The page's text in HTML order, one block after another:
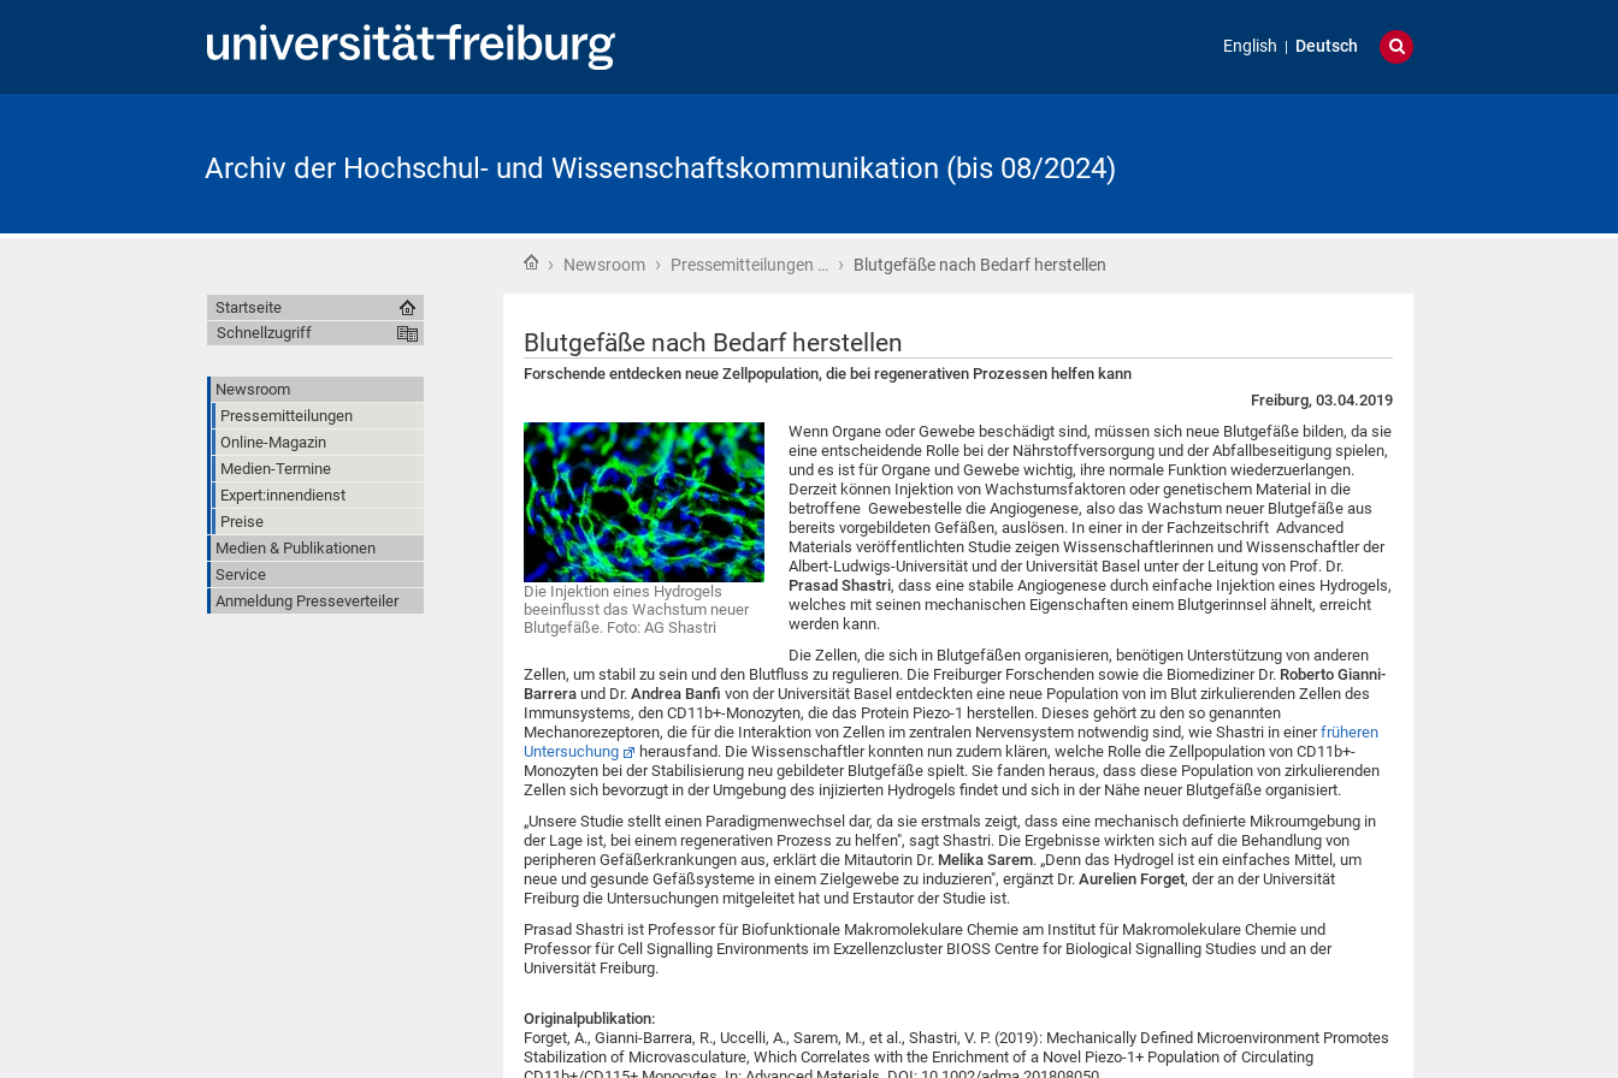
English Deutsch
Archiv der Hochschul- und Wissenschaftskommunikation (bis 08/2024)
Startseite
› Newsroom › Pressemitteilungen … › Blutgefäße nach Bedarf herstellen
Blutgefäße nach Bedarf herstellen
Forschende entdecken neue Zellpopulation, die bei regenerativen Prozessen helfen kann
Freiburg, 03.04.2019
Die Injektion eines Hydrogels
beeinflusst das Wachstum neuer
Blutgefäße. Foto: AG Shastri
Wenn Organe oder Gewebe beschädigt sind, müssen sich neue Blutgefäße bilden, da sie
eine entscheidende Rolle bei der Nährstoffversorgung und der Abfallbeseitigung spielen,
und es ist für Organe und Gewebe wichtig, ihre normale Funktion wiederzuerlangen.
Derzeit können Injektion von Wachstumsfaktoren oder genetischem Material in die
betroffene Gewebestelle die Angiogenese, also das Wachstum neuer Blutgefäße aus
bereits vorgebildeten Gefäßen, auslösen. In einer in der Fachzeitschrift Advanced
Materials veröffentlichten Studie zeigen Wissenschaftlerinnen und Wissenschaftler der
Albert-Ludwigs-Universität und der Universität Basel unter der Leitung von Prof. Dr.
Prasad Shastri, dass eine stabile Angiogenese durch einfache Injektion eines Hydrogels,
welches mit seinen mechanischen Eigenschaften einem Blutgerinnsel ähnelt, erreicht
werden kann.
Die Zellen, die sich in Blutgefäßen organisieren, benötigen Unterstützung von anderen
Zellen, um stabil zu sein und den Blutfluss zu regulieren. Die Freiburger Forschenden sowie die Biomediziner Dr. Roberto Gianni-
Barrera und Dr. Andrea Banfi von der Universität Basel entdeckten eine neue Population von im Blut zirkulierenden Zellen des
Immunsystems, den CD11b+-Monozyten, die das Protein Piezo-1 herstellen. Dieses gehört zu den so genannten
Mechanorezeptoren, die für die Interaktion von Zellen im zentralen Nervensystem notwendig sind, wie Shastri in einerfrüheren
Untersuchung
herausfand. Die Wissenschaftler konnten nun zudem klären, welche Rolle die Zellpopulation von CD11b+-
Monozyten bei der Stabilisierung neu gebildeter Blutgefäße spielt. Sie fanden heraus, dass diese Population von zirkulierenden
Zellen sich bevorzugt in der Umgebung des injizierten Hydrogels findet und sich in der Nähe neuer Blutgefäße organisiert.
„Unsere Studie stellt einen Paradigmenwechsel dar, da sie erstmals zeigt, dass eine mechanisch definierte Mikroumgebung in
der Lage ist, bei einem regenerativen Prozess zu helfen", sagt Shastri. Die Ergebnisse wirkten sich auf die Behandlung von
peripheren Gefäßerkrankungen aus, erklärt die Mitautorin Dr. Melika Sarem. „Denn das Hydrogel ist ein einfaches Mittel, um
neue und gesunde Gefäßsysteme in einem Zielgewebe zu induzieren", ergänzt Dr. Aurelien Forget, der an der Universität
Freiburg die Untersuchungen mitgeleitet hat und Erstautor der Studie ist.
Prasad Shastri ist Professor für Biofunktionale Makromolekulare Chemie am Institut für Makromolekulare Chemie und
Professor für Cell Signalling Environments im Exzellenzcluster BIOSS Centre for Biological Signalling Studies und an der
Universität Freiburg.
Originalpublikation:
Forget, A., Gianni-Barrera, R., Uccelli, A., Sarem, M., et al., Shastri, V. P. (2019): Mechanically Defined Microenvironment Promotes
Stabilization of Microvasculature, Which Correlates with the Enrichment of a Novel Piezo-1+ Population of Circulating
Startseite
Schnellzugriff
Newsroom
Pressemitteilungen
Online-Magazin
Medien-Termine
Expert:innendienst
Preise
Medien & Publikationen
Service
Anmeldung Presseverteiler